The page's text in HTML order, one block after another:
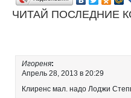
ЧИТАЙ ПОСЛЕДНИЕ
Игореня:
Апрель 28, 2013 в 20:29
Клиренс мал. надо Лоджи